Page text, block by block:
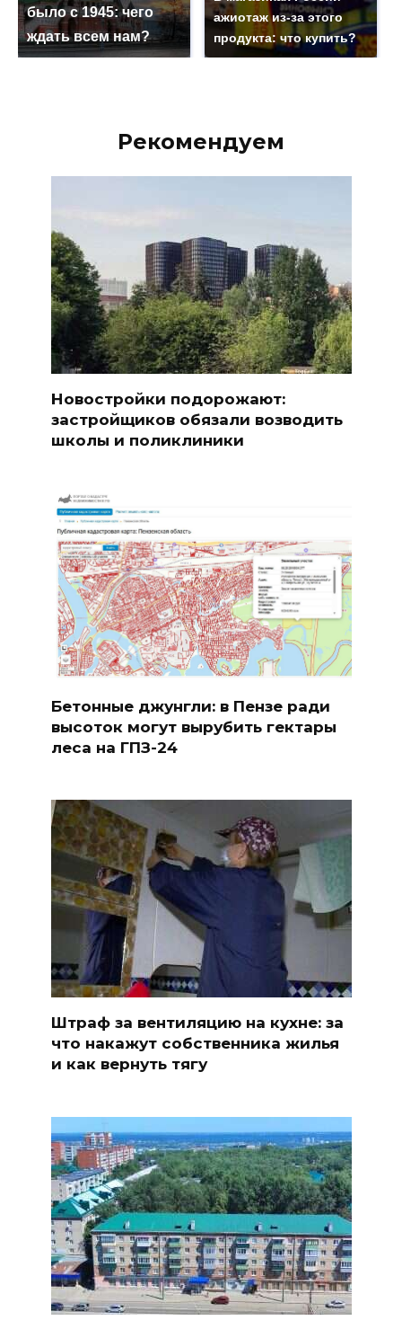
было с 1945: чего
ждать всем нам?
ажиотаж из-за этого
продукта: что купить?
Рекомендуем
Новостройки подорожают:
застройщиков обязали возводить
школы и поликлиники
Бетонные джунгли: в Пензе ради
высоток могут вырубить гектары
леса на ГПЗ-24
Штраф за вентиляцию на кухне: за
что накажут собственника жилья
и как вернуть тягу